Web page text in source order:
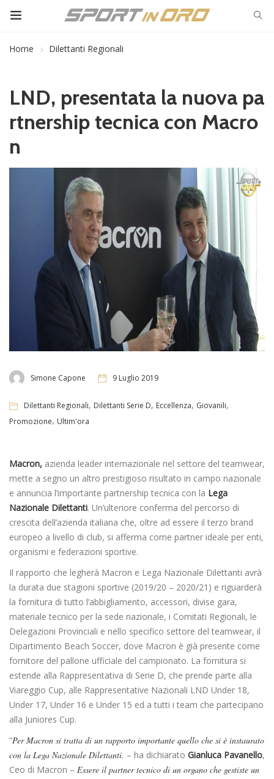
Home Dilettanti Regionali
LND, presentata la nuova pa
rtnership tecnica con Macro
n
Simone Capone 9 Luglio 2019
Dilettanti Regionali, Dilettanti Serie D, Eccellenza, Giovanili,
Promozione, Ultim'ora
Macron, azienda leader internazionale nel settore del teamwear,
mette a segno un altro prestigioso risultato in campo nazionale
e annuncia l’importante partnership tecnica con la Lega
Nazionale Dilettanti. Un’ulteriore conferma del percorso di
crescita dell’azienda italiana che, oltre ad essere il terzo brand
europeo a livello di club, si afferma come partner ideale per enti,
organismi e federazioni sportive.
Il rapporto che legherà Macron e Lega Nazionale Dilettanti avrà
la durata due stagioni sportive (2019/20 – 2020/21) e riguarderà
la fornitura di tutto l’abbigliamento, accessori, divise gara,
materiale tecnico per la sede nazionale, i Comitati Regionali, le
Delegazioni Provinciali e nello specifico settore del teamwear, il
Dipartimento Beach Soccer, dove Macron è già presente come
fornitore del pallone ufficiale del campionato. La fornitura si
estende alla Rappresentativa di Serie D, che prende parte alla
Viareggio Cup, alle Rappresentative Nazionali LND Under 18,
Under 17, Under 16 e Under 15 ed a tutti i team che partecipano
alla Juniores Cup.
“Per Macron si tratta di un rapporto importante quello che si è instaurato
con la Lega Nazionale Dilettanti. – ha dichiarato Gianluca Pavanello,
Ceo di Macron – Essere il partner tecnico di un organo che gestiste un